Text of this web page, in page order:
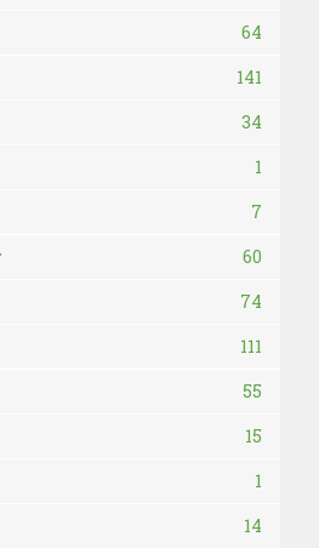
64
141
34
1
7
60
74
111
55
15
1
14